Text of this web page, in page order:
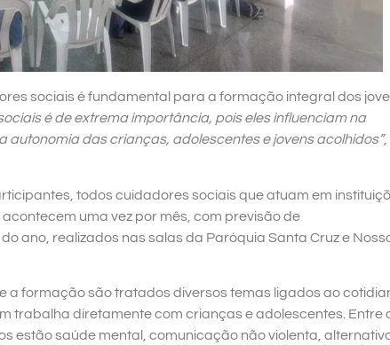
sociais é fundamental para a formação integral dos
é de extrema importância, pois eles influenciam na
das crianças, adolescentes e jovens acolhidos”,
todos cuidadores sociais que atuam em
uma vez por mês, com previsão de
ano, realizados nas salas da Paróquia Santa Cruz e
a formação são tratados diversos temas ligados ao
trabalha diretamente com crianças e adolescentes. Entre
estão saúde mental, comunicação não violenta,